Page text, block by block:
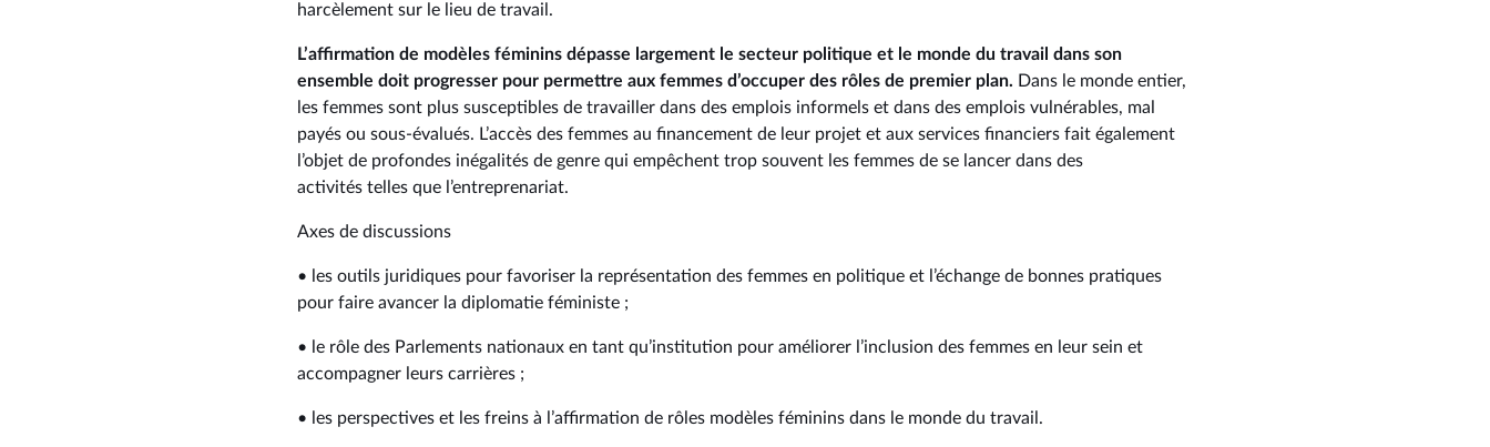
harcèlement sur le lieu de travail.
L’affirmation de modèles féminins dépasse largement le secteur politique et le monde du travail dans son
ensemble doit progresser pour permettre aux femmes d’occuper des rôles de premier plan. Dans le monde entier,
les femmes sont plus susceptibles de travailler dans des emplois informels et dans des emplois vulnérables, mal
payés ou sous-évalués. L’accès des femmes au financement de leur projet et aux services financiers fait également
l’objet de profondes inégalités de genre qui empêchent trop souvent les femmes de se lancer dans des
activités telles que l’entreprenariat.
Axes de discussions
• les outils juridiques pour favoriser la représentation des femmes en politique et l’échange de bonnes pratiques
pour faire avancer la diplomatie féministe ;
• le rôle des Parlements nationaux en tant qu’institution pour améliorer l’inclusion des femmes en leur sein et
accompagner leurs carrières ;
• les perspectives et les freins à l’affirmation de rôles modèles féminins dans le monde du travail.